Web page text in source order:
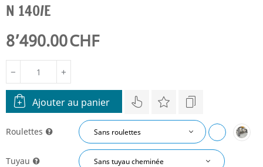
N 140/E
8’490.00CHF
+
−
Ajouter au panier
Roulettes
Tuyau